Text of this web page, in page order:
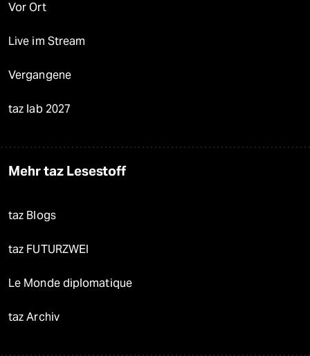
Vor Ort
Live im Stream
Vergangene
taz lab 2027
Mehr taz Lesestoff
taz Blogs
taz FUTURZWEI
Le Monde diplomatique
taz Archiv